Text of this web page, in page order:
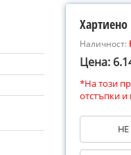
Наличност:
Цена:
*На този
отстъпки